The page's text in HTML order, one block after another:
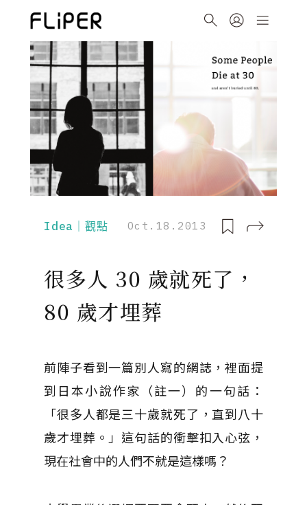
Idea｜觀點 Oct.18.2013
很多人 30 歲就死了，
80 歲才埋葬
前陣子看到一篇別人寫的網誌，裡面提
到日本小說作家（註一）的一句話：
「很多人都是三十歲就死了，直到八十
歲才埋葬。」這句話的衝擊扣入心弦，
現在社會中的人們不就是這樣嗎？